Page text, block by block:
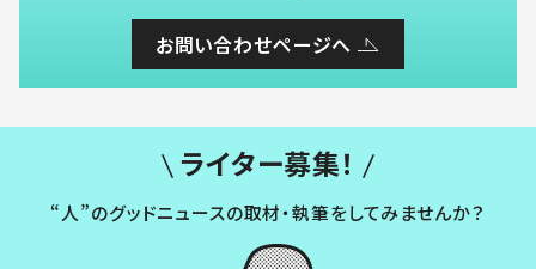
お問い合わせページへ
ライター募集！
“人”のグッドニュースの取材・執筆をしてみませんか？